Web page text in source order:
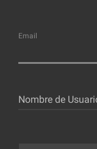
Email
Nombre de